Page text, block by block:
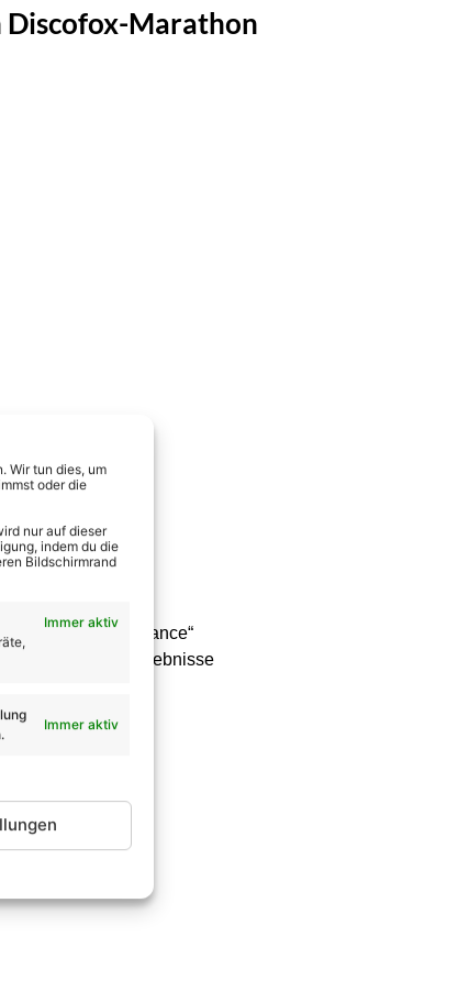
Wir tun dies, um
oder die
nur auf dieser
indem du die
Bildschirmrand
Immer aktiv
Immer aktiv
Discofox-Marathon
7 von „Let’s Dance“
beendet. Die Ergebnisse